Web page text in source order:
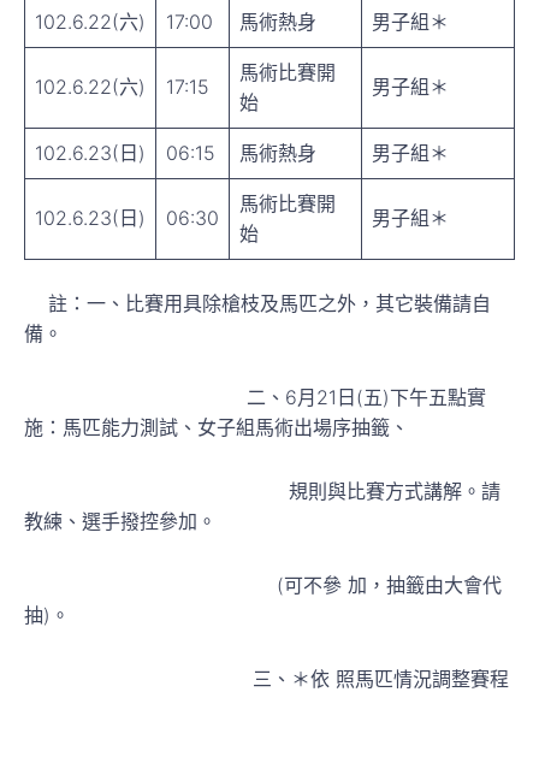
102.6.22(六) 17:00 馬術熱身 男子組＊
102.6.22(六) 17:15
馬術比賽開
始
男子組＊
102.6.23(日) 06:15 馬術熱身 男子組＊
102.6.23(日) 06:30
馬術比賽開
始
男子組＊
註：一、比賽用具除槍枝及馬匹之外，其它裝備請自
備。
二、6月21日(五)下午五點實
施：馬匹能力測試、女子組馬術出場序抽籤、
規則與比賽方式講解。請
教練、選手撥控參加。
(可不參 加，抽籤由大會代
抽)。
三、＊依 照馬匹情況調整賽程